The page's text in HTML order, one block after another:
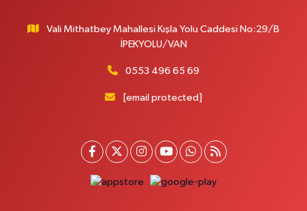
Yenı Derman Eczanesi
Akdamar Hastanesi Acil yanı. İpekyolu. Hatuniye mahallesi terzioğlu, Eski
Yol Tarifi Al
Hayat Eczanesi
Kışla Mah.Çınarlı Cad.1038 Sk.No:93 3-4
0 (432) 354 37 36 Yol Tarifi Al
Vali Mithatbey Mahallesi Kışla Yolu Caddesi No:29/B
İPEKYOLU/VAN
0553 496 65 69
[email protected]